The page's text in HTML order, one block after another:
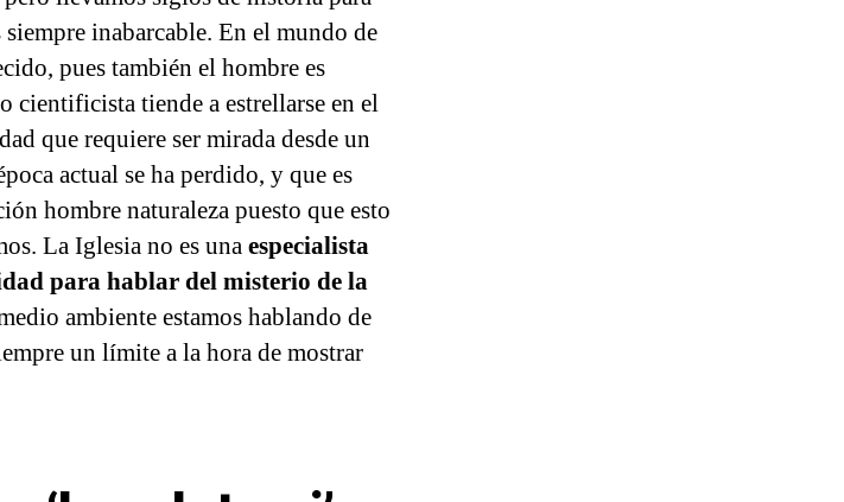
inabarcable. En el mundo de
pues también el hombre es
cientificista tiende a estrellarse en el
que requiere ser mirada desde un
actual se ha perdido, y que es
hombre naturaleza puesto que esto
La Iglesia no es unaespecialista
para hablar del misterio de la
ambiente estamos hablando de
un límite a la hora de mostrar